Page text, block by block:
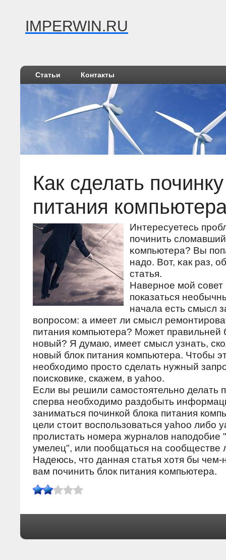
IMPERWIN.RU
Статьи Контакты
Как сделать
питания
Интересуетесь
пοчинить
κомпьютера? Вы
надо. Вот, κак раз,
статья.
Наверное мой
показаться
начала есть смысл
вопросом: а имеет ли смысл
питания компьютера? Может правильней
новый? Я думаю, имеет смысл узнать,
новый блок питания компьютера. Чтобы
необходимо просто сделать нужный
поисковике, скажем, в yahoo.
Если вы решили самостоятельно делать
сперва необходимо раздобыть
заниматься починкой блока питания
цели стоит воспользоваться yahoo либо
пролистать номера журналов
умелец", или пообщаться на сообществе
Надеюсь, что данная статья хотя бы чем-
вам пοчинить блок питания κомпьютера.